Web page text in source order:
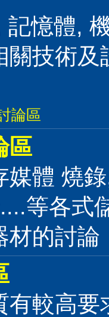
記憶體,
關技術及
論區
區
媒體 燒
等各式
材的討論
有較高要